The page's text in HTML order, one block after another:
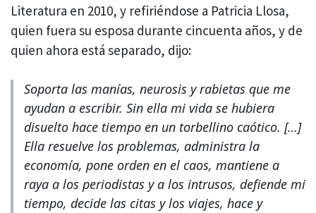
Literatura en 2010, y refiriéndose a Patricia Llosa,
quien fuera su esposa durante cincuenta años, y de
quien ahora está separado, dijo:
Soporta las manías, neurosis y rabietas que me
ayudan a escribir. Sin ella mi vida se hubiera
disuelto hace tiempo en un torbellino caótico. […]
Ella resuelve los problemas, administra la
economía, pone orden en el caos, mantiene a
raya a los periodistas y a los intrusos, defiende mi
tiempo, decide las citas y los viajes, hace y